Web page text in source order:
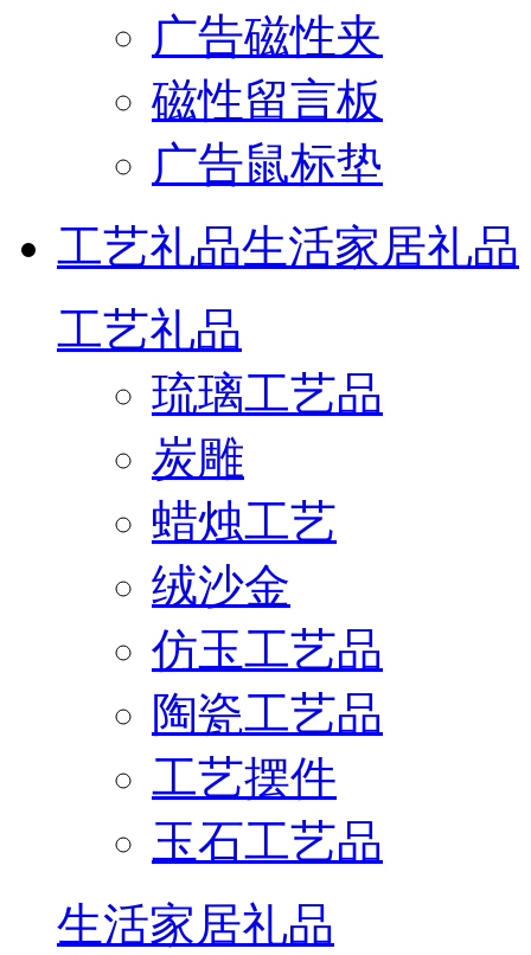
广告磁性夹
磁性留言板
广告鼠标垫
工艺礼品生活家居礼品
工艺礼品
琉璃工艺品
炭雕
蜡烛工艺
绒沙金
仿玉工艺品
陶瓷工艺品
工艺摆件
玉石工艺品
生活家居礼品